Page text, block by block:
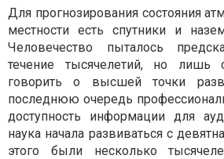
Для прогнозирования состояния
местности есть спутники и
Человечество пыталось
течение тысячелетий, но
говорить о высшей точки
последнюю очередь
доступность информации для
наука начала развиваться с
этого были несколько